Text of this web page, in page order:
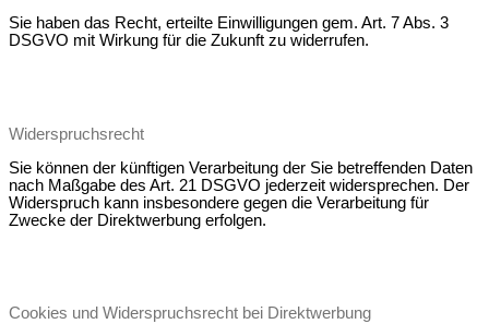
Sie haben das Recht, erteilte Einwilligungen gem. Art. 7 Abs. 3
DSGVO mit Wirkung für die Zukunft zu widerrufen.
Widerspruchsrecht
Sie können der künftigen Verarbeitung der Sie betreffenden Daten
nach Maßgabe des Art. 21 DSGVO jederzeit widersprechen. Der
Widerspruch kann insbesondere gegen die Verarbeitung für
Zwecke der Direktwerbung erfolgen.
Cookies und Widerspruchsrecht bei Direktwerbung